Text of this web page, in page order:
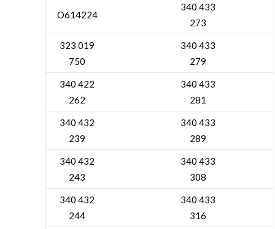
O614224
340 433
273
323 019
750
340 433
279
340 422
262
340 433
281
340 432
239
340 433
289
340 432
243
340 433
308
340 432
244
340 433
316